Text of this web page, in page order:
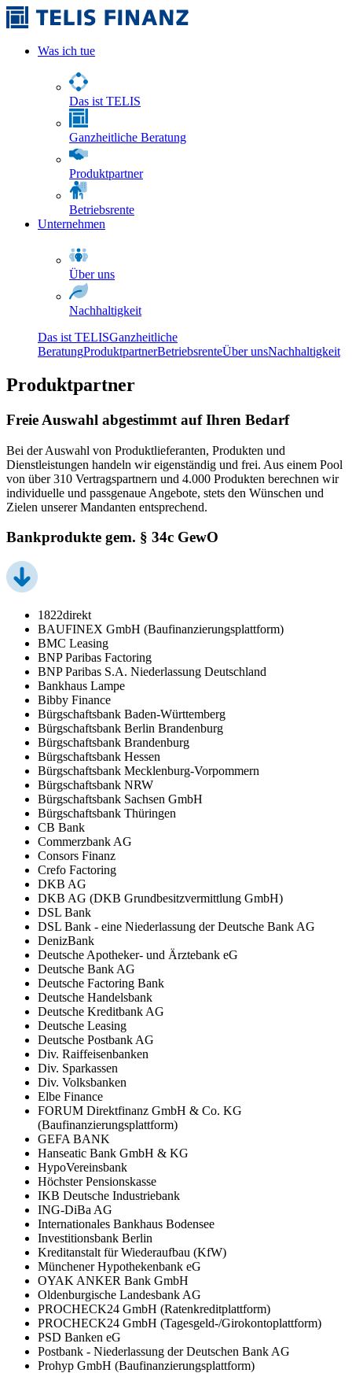
Was ich tue
Das ist TELIS
Ganzheitliche Beratung
Produktpartner
Betriebsrente
Unternehmen
Über uns
Nachhaltigkeit
Das ist TELISGanzheitliche
BeratungProduktpartnerBetriebsrenteÜber unsNachhaltigkeit
Produktpartner
Freie Auswahl abgestimmt auf Ihren Bedarf
Bei der Auswahl von Produktlieferanten, Produkten und
Dienstleistungen handeln wir eigenständig und frei. Aus einem Pool
von über 310 Vertragspartnern und 4.000 Produkten berechnen wir
individuelle und passgenaue Angebote, stets den Wünschen und
Zielen unserer Mandanten entsprechend.
Bankprodukte gem. § 34c GewO
1822direkt
BAUFINEX GmbH (Baufinanzierungsplattform)
BMC Leasing
BNP Paribas Factoring
BNP Paribas S.A. Niederlassung Deutschland
Bankhaus Lampe
Bibby Finance
Bürgschaftsbank Baden-Württemberg
Bürgschaftsbank Berlin Brandenburg
Bürgschaftsbank Brandenburg
Bürgschaftsbank Hessen
Bürgschaftsbank Mecklenburg-Vorpommern
Bürgschaftsbank NRW
Bürgschaftsbank Sachsen GmbH
Bürgschaftsbank Thüringen
CB Bank
Commerzbank AG
Consors Finanz
Crefo Factoring
DKB AG
DKB AG (DKB Grundbesitzvermittlung GmbH)
DSL Bank
DSL Bank - eine Niederlassung der Deutsche Bank AG
DenizBank
Deutsche Apotheker- und Ärztebank eG
Deutsche Bank AG
Deutsche Factoring Bank
Deutsche Handelsbank
Deutsche Kreditbank AG
Deutsche Leasing
Deutsche Postbank AG
Div. Raiffeisenbanken
Div. Sparkassen
Div. Volksbanken
Elbe Finance
FORUM Direktfinanz GmbH & Co. KG
(Baufinanzierungsplattform)
GEFA BANK
Hanseatic Bank GmbH & KG
HypoVereinsbank
Höchster Pensionskasse
IKB Deutsche Industriebank
ING-DiBa AG
Internationales Bankhaus Bodensee
Investitionsbank Berlin
Kreditanstalt für Wiederaufbau (KfW)
Münchener Hypothekenbank eG
OYAK ANKER Bank GmbH
Oldenburgische Landesbank AG
PROCHECK24 GmbH (Ratenkreditplattform)
PROCHECK24 GmbH (Tagesgeld-/Girokontoplattform)
PSD Banken eG
Postbank - Niederlassung der Deutschen Bank AG
Prohyp GmbH (Baufinanzierungsplattform)